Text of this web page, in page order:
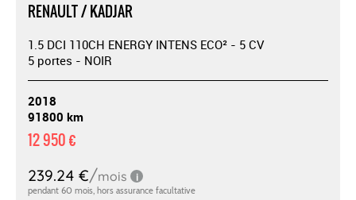
RENAULT / KADJAR
1.5 DCI 110CH ENERGY INTENS ECO² - 5 CV
5 portes - NOIR
2018
91800 km
12 950 €